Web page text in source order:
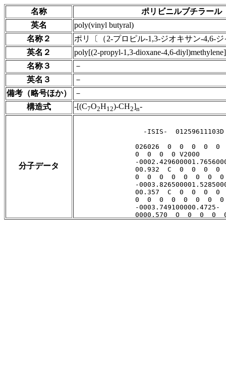
名称
ポリビニルブチラール
英名
poly(vinyl butyral)
名称２
ポリ〔（2-プロピル-1,3-ジオキサン-4,6-
英名２
poly[(2-propyl-1,3-dioxane-4,6-diyl)methylene]
名称３
－
英名３
－
備考（略号ほか）
－
構造式
-[(C7O2H12)-CH2]n-
分子データ